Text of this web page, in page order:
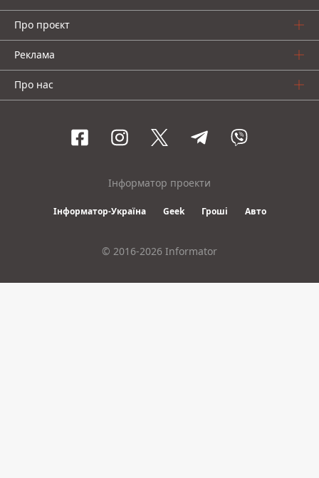
Про проєкт
Реклама
Про нас
Інформатор проекти
Інформатор-Україна Geek Гроші Авто
© 2016-2026 Informator